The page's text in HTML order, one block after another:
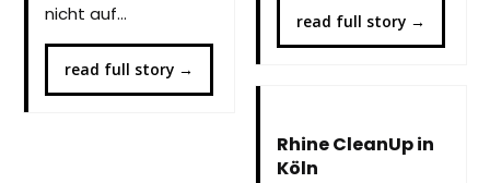
nicht auf…
read full story →
read full story →
Rhine CleanUp in
Köln